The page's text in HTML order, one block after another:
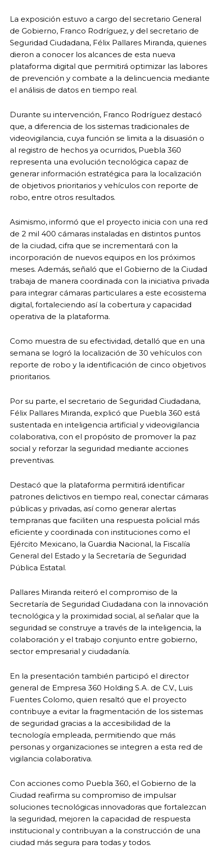
La exposición estuvo a cargo del secretario General
de Gobierno, Franco Rodríguez, y del secretario de
Seguridad Ciudadana, Félix Pallares Miranda, quienes
dieron a conocer los alcances de esta nueva
plataforma digital que permitirá optimizar las labores
de prevención y combate a la delincuencia mediante
el análisis de datos en tiempo real.
Durante su intervención, Franco Rodríguez destacó
que, a diferencia de los sistemas tradicionales de
videovigilancia, cuya función se limita a la disuasión o
al registro de hechos ya ocurridos, Puebla 360
representa una evolución tecnológica capaz de
generar información estratégica para la localización
de objetivos prioritarios y vehículos con reporte de
robo, entre otros resultados.
Asimismo, informó que el proyecto inicia con una red
de 2 mil 400 cámaras instaladas en distintos puntos
de la ciudad, cifra que se incrementará con la
incorporación de nuevos equipos en los próximos
meses. Además, señaló que el Gobierno de la Ciudad
trabaja de manera coordinada con la iniciativa privada
para integrar cámaras particulares a este ecosistema
digital, fortaleciendo así la cobertura y capacidad
operativa de la plataforma.
Como muestra de su efectividad, detalló que en una
semana se logró la localización de 30 vehículos con
reporte de robo y la identificación de cinco objetivos
prioritarios.
Por su parte, el secretario de Seguridad Ciudadana,
Félix Pallares Miranda, explicó que Puebla 360 está
sustentada en inteligencia artificial y videovigilancia
colaborativa, con el propósito de promover la paz
social y reforzar la seguridad mediante acciones
preventivas.
Destacó que la plataforma permitirá identificar
patrones delictivos en tiempo real, conectar cámaras
públicas y privadas, así como generar alertas
tempranas que faciliten una respuesta policial más
eficiente y coordinada con instituciones como el
Ejército Mexicano, la Guardia Nacional, la Fiscalía
General del Estado y la Secretaría de Seguridad
Pública Estatal.
Pallares Miranda reiteró el compromiso de la
Secretaría de Seguridad Ciudadana con la innovación
tecnológica y la proximidad social, al señalar que la
seguridad se construye a través de la inteligencia, la
colaboración y el trabajo conjunto entre gobierno,
sector empresarial y ciudadanía.
En la presentación también participó el director
general de Empresa 360 Holding S.A. de C.V., Luis
Fuentes Colomo, quien resaltó que el proyecto
contribuye a evitar la fragmentación de los sistemas
de seguridad gracias a la accesibilidad de la
tecnología empleada, permitiendo que más
personas y organizaciones se integren a esta red de
vigilancia colaborativa.
Con acciones como Puebla 360, el Gobierno de la
Ciudad reafirma su compromiso de impulsar
soluciones tecnológicas innovadoras que fortalezcan
la seguridad, mejoren la capacidad de respuesta
institucional y contribuyan a la construcción de una
ciudad más segura para todas y todos.